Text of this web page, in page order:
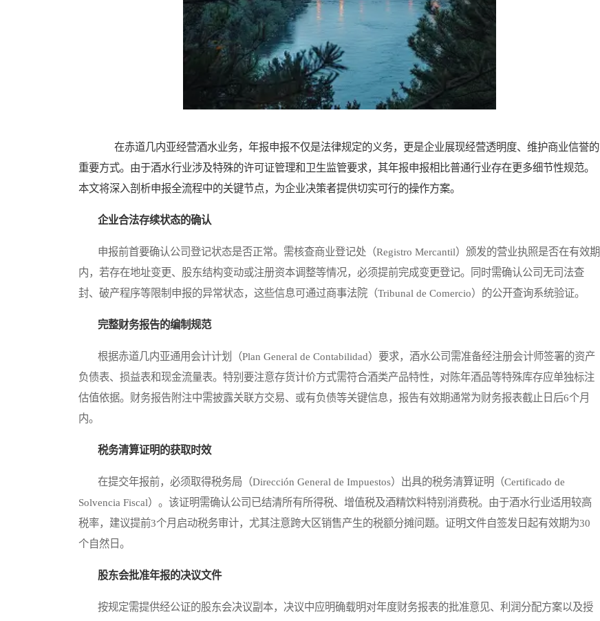
在赤道几内亚经营酒水业务，年报申报不仅是法律规定的义务，更是企业展现经营透明度、维护商业信誉的
重要方式。由于酒水行业涉及特殊的许可证管理和卫生监管要求，其年报申报相比普通行业存在更多细节性规范。
本文将深入剖析申报全流程中的关键节点，为企业决策者提供切实可行的操作方案。
企业合法存续状态的确认
申报前首要确认公司登记状态是否正常。需核查商业登记处（Registro Mercantil）颁发的营业执照是否在有效期
内，若存在地址变更、股东结构变动或注册资本调整等情况，必须提前完成变更登记。同时需确认公司无司法查
封、破产程序等限制申报的异常状态，这些信息可通过商事法院（Tribunal de Comercio）的公开查询系统验证。
完整财务报告的编制规范
根据赤道几内亚通用会计计划（Plan General de Contabilidad）要求，酒水公司需准备经注册会计师签署的资产
负债表、损益表和现金流量表。特别要注意存货计价方式需符合酒类产品特性，对陈年酒品等特殊库存应单独标注
估值依据。财务报告附注中需披露关联方交易、或有负债等关键信息，报告有效期通常为财务报表截止日后6个月
内。
税务清算证明的获取时效
在提交年报前，必须取得税务局（Dirección General de Impuestos）出具的税务清算证明（Certificado de
Solvencia Fiscal）。该证明需确认公司已结清所有所得税、增值税及酒精饮料特别消费税。由于酒水行业适用较高
税率，建议提前3个月启动税务审计，尤其注意跨大区销售产生的税额分摊问题。证明文件自签发日起有效期为30
个自然日。
股东会批准年报的决议文件
按规定需提供经公证的股东会决议副本，决议中应明确载明对年度财务报表的批准意见、利润分配方案以及授